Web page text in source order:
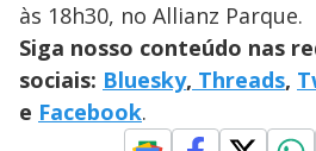
às 18h30, no Allianz Parque.
Siga nosso conteúdo nas
sociais: Bluesky, Threads,
e Facebook.